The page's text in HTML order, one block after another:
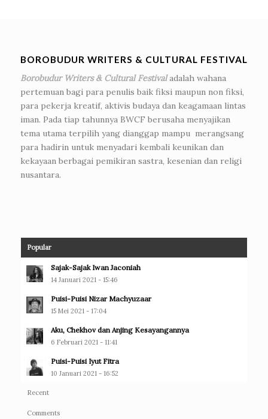
BOROBUDUR WRITERS & CULTURAL FESTIVAL
Borobudur Writers & Cultural Festivaladalah wahana
pertemuan bagi para penulis baik fiksi maupun non fiksi,
para pekerja kreatif, aktivis budaya dan keagamaan lintas
iman. Pada tiap tahunnya BWCF berusaha menyajikan
tema utama terpilih yang dianggap mampu merangsang
para hadirin untuk menyadari kembali keunikan dan
kekayaan berbagai pemikiran sastra, kesenian dan religi
nusantara.
Popular
Sajak-Sajak Iwan Jaconiah
14 Januari 2021 - 15:46
Puisi-Puisi Nizar Machyuzaar
15 Mei 2021 - 17:04
Aku, Chekhov dan Anjing Kesayangannya
6 Februari 2021 - 11:41
Puisi-Puisi Iyut Fitra
10 Januari 2021 - 16:52
Recent
Comments